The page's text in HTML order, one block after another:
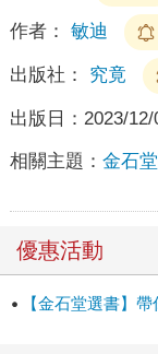
作者： 敏迪
出版社： 究竟
出版日： 2023/12/
相關主題： 金石
優惠活動
【金石堂選書】